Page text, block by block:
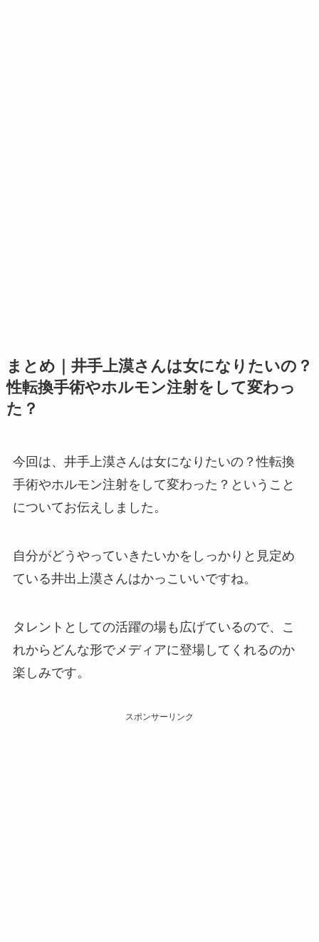
まとめ｜井手上漠さんは女になりたいの？
性転換手術やホルモン注射をして変わっ
た？
今回は、井手上漠さんは女になりたいの？性転換
手術やホルモン注射をして変わった？ということ
についてお伝えしました。
自分がどうやっていきたいかをしっかりと見定め
ている井出上漠さんはかっこいいですね。
タレントとしての活躍の場も広げているので、こ
れからどんな形でメディアに登場してくれるのか
楽しみです。
スポンサーリンク